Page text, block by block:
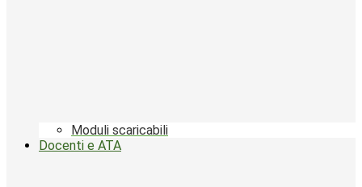
Moduli scaricabili
Docenti e ATA